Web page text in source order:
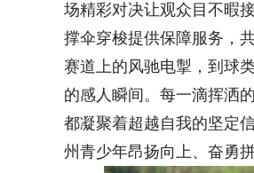
场精彩对决让观众目不暇
撑伞穿梭提供保障服务，
赛道上的风驰电掣，到球
的感人瞬间。每一滴挥洒
都凝聚着超越自我的坚定
州青少年昂扬向上、奋勇